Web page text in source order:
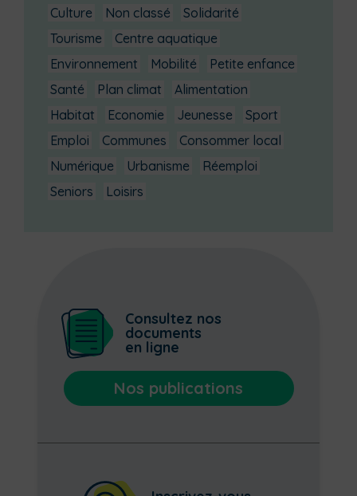
Culture
Non classé
Solidarité
Tourisme
Centre aquatique
Environnement
Mobilité
Petite enfance
Santé
Plan climat
Alimentation
Habitat
Economie Jeunesse
Sport
Emploi
Communes
Consommer local
Numérique
Urbanisme
Réemploi
Seniors
Loisirs
Consultez nos
documents
en ligne
Nos publications